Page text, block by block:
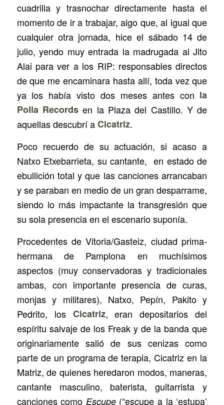
cuadrilla y trasnochar directamente hasta el
momento de ir a trabajar, algo que, al igual que
cualquier otra jornada, hice el sábado 14 de
julio, yendo muy entrada la madrugada al Jito
Alai para ver a los RIP: responsables directos
de que me encaminara hasta allí, toda vez que
ya los había visto dos meses antes con la
Polla Recordsen la Plaza del Castillo. Y de
aquellas descubrí aCicatriz.
Poco recuerdo de su actuación, si acaso a
Natxo Etxebarrieta, su cantante, en estado de
ebullición total y que las canciones arrancaban
y se paraban en medio de un gran desparrame,
siendo lo más impactante la transgresión que
su sola presencia en el escenario suponía.
Procedentes de Vitoria/Gasteiz, ciudad prima-
hermana de Pamplona en muchísimos
aspectos (muy conservadoras y tradicionales
ambas, con importante presencia de curas,
monjas y militares), Natxo, Pepín, Pakito y
Pedrito, los Cicatriz, eran depositarios del
espíritu salvaje de los Freak y de la banda que
originariamente salió de sus cenizas como
parte de un programa de terapia, Cicatriz en la
Matriz, de quienes heredaron modos, maneras,
cantante masculino, baterista, guitarrista y
canciones como Escupe(“escupe a la ‘estupa’